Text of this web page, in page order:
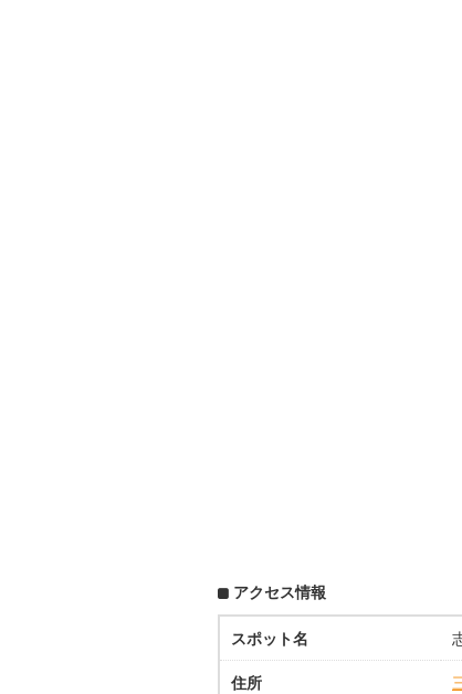
アクセス情報
スポット名
住所